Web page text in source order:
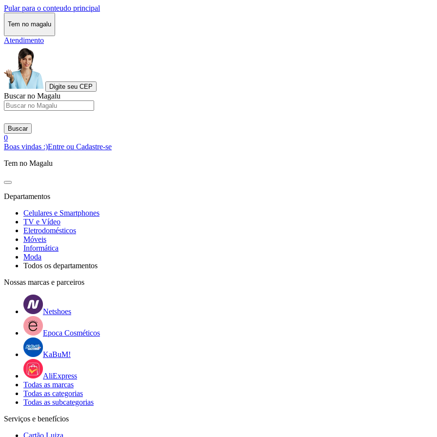
Pular para o conteudo principal
Tem no magalu
Atendimento
Digite seu CEP
Buscar no Magalu
Buscar
0
Boas vindas :)Entre ou Cadastre-se
Tem no Magalu
Departamentos
Celulares e Smartphones
TV e Vídeo
Eletrodomésticos
Móveis
Informática
Moda
Todos os departamentos
Nossas marcas e parceiros
Netshoes
Epoca Cosméticos
KaBuM!
AliExpress
Todas as marcas
Todas as categorias
Todas as subcategorias
Serviços e benefícios
Cartão Luiza